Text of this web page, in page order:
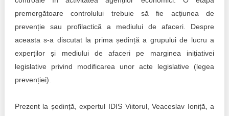
The best and the worst local policies in Moldova
public institutions in Moldova
Integrity of public procurement in Moldova
Public procurement
premergătoare controlului trebuie să fie acțiunea de
prevenție sau profilactică a mediului de afaceri. Despre
aceasta s-a discutat la prima ședință a grupului de lucru a
experților și mediului de afaceri pe marginea inițiativei
legislative privind modificarea unor acte legislative (legea
prevenției).
Prezent la ședință, expertul IDIS Viitorul, Veaceslav Ioniță, a